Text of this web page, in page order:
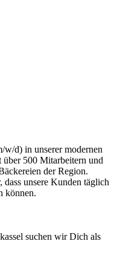
w/d) in unserer modernen
500 Mitarbeitern und
der Region.
dass unsere Kunden täglich
können.
suchen wir Dich als